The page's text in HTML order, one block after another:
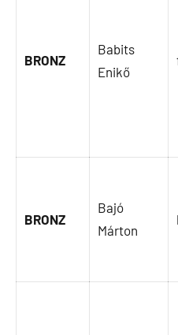
BRONZ
Babits
Enikő
BRONZ
Bajó
Márton